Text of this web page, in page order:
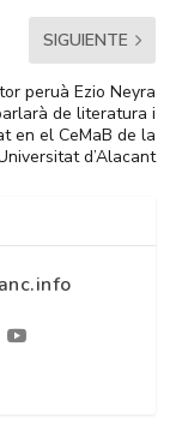
SIGUIENTE
peruà Ezio Neyra
de literatura i
en el CeMaB de la
d’Alacant